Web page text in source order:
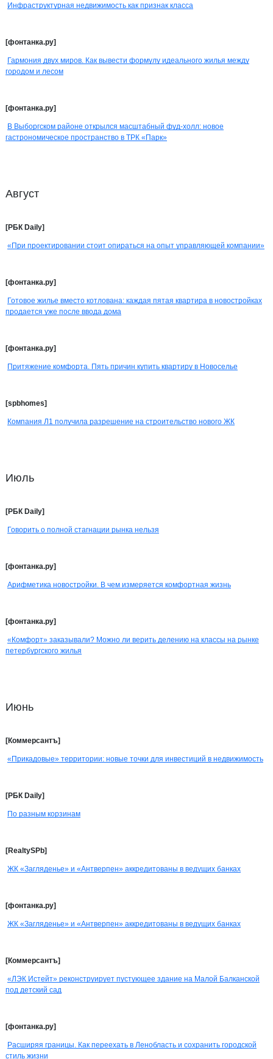
Инфраструктурная недвижимость как признак класса
[фонтанка.ру]
Гармония двух миров. Как вывести формулу идеального жилья между
городом и лесом
[фонтанка.ру]
В Выборгском районе открылся масштабный фуд-холл: новое
гастрономическое пространство в ТРК «Парк»
Август
[РБК Daily]
«При проектировании стоит опираться на опыт управляющей компании»
[фонтанка.ру]
Готовое жилье вместо котлована: каждая пятая квартира в новостройках
продается уже после ввода дома
[фонтанка.ру]
Притяжение комфорта. Пять причин купить квартиру в Новоселье
[spbhomes]
Компания Л1 получила разрешение на строительство нового ЖК
Июль
[РБК Daily]
Говорить о полной стагнации рынка нельзя
[фонтанка.ру]
Арифметика новостройки. В чем измеряется комфортная жизнь
[фонтанка.ру]
«Комфорт» заказывали? Можно ли верить делению на классы на рынке
петербургского жилья
Июнь
[Коммерсантъ]
«Прикадовые» территории: новые точки для инвестиций в недвижимость
[РБК Daily]
По разным корзинам
[RealtySPb]
ЖК «Загляденье» и «Антверпен» аккредитованы в ведущих банках
[фонтанка.ру]
ЖК «Загляденье» и «Антверпен» аккредитованы в ведущих банках
[Коммерсантъ]
«ЛЭК Истейт» реконструирует пустующее здание на Малой Балканской
под детский сад
[фонтанка.ру]
Расширяя границы. Как переехать в Ленобласть и сохранить городской
стиль жизни